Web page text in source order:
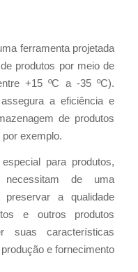
ferramenta projetada
produtos por meio de
+15 ºC a -35 ºC).
a eficiência e
de produtos
exemplo.
para produtos,
de uma
a qualidade
e outros produtos
suas características
e fornecimento